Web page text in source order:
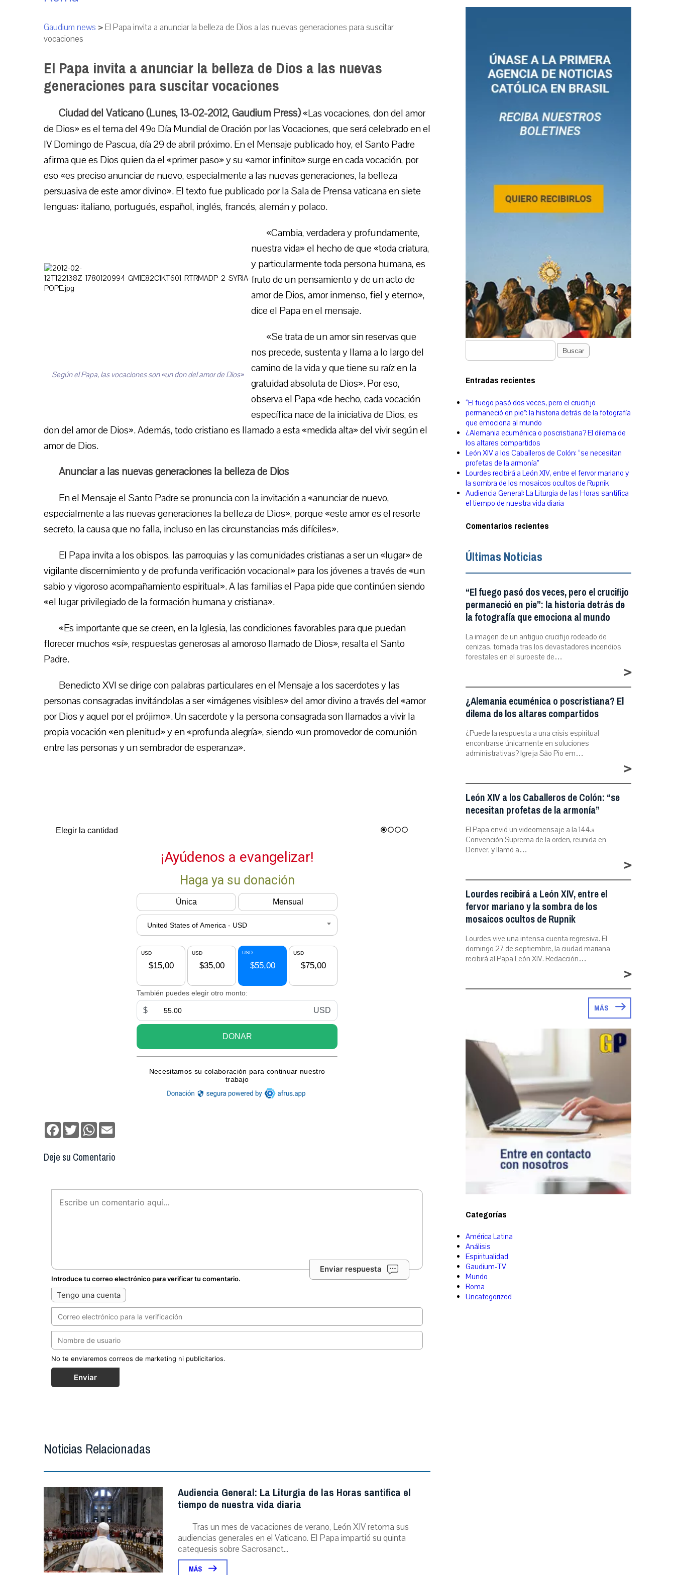
Gaudium news >El Papa invita a anunciar la belleza de Dios a las nuevas generaciones para suscitar
vocaciones
El Papa invita a anunciar la belleza de Dios a las nuevas
generaciones para suscitar vocaciones
Ciudad del Vaticano (Lunes, 13-02-2012, Gaudium Press)«Las vocaciones, don del amor
de Dios» es el tema del 49º Día Mundial de Oración por las Vocaciones, que será celebrado en el
IV Domingo de Pascua, día 29 de abril próximo. En el Mensaje publicado hoy, el Santo Padre
afirma que es Dios quien da el «primer paso» y su «amor infinito» surge en cada vocación, por
eso «es preciso anunciar de nuevo, especialmente a las nuevas generaciones, la belleza
persuasiva de este amor divino». El texto fue publicado por la Sala de Prensa vaticana en siete
lenguas: italiano, portugués, español, inglés, francés, alemán y polaco.
Según el Papa, las vocaciones son «un don del amor de Dios»
«Cambia, verdadera y profundamente,
nuestra vida» el hecho de que «toda criatura,
y particularmente toda persona humana, es
fruto de un pensamiento y de un acto de
amor de Dios, amor inmenso, fiel y eterno»,
dice el Papa en el mensaje.
«Se trata de un amor sin reservas que
nos precede, sustenta y llama a lo largo del
camino de la vida y que tiene su raíz en la
gratuidad absoluta de Dios». Por eso,
observa el Papa «de hecho, cada vocación
específica nace de la iniciativa de Dios, es
don del amor de Dios». Además, todo cristiano es llamado a esta «medida alta» del vivir según el
amor de Dios.
Anunciar a las nuevas generaciones la belleza de Dios
En el Mensaje el Santo Padre se pronuncia con la invitación a «anunciar de nuevo,
especialmente a las nuevas generaciones la belleza de Dios», porque «este amor es el resorte
secreto, la causa que no falla, incluso en las circunstancias más difíciles».
El Papa invita a los obispos, las parroquias y las comunidades cristianas a ser un «lugar» de
vigilante discernimiento y de profunda verificación vocacional» para los jóvenes a través de «un
sabio y vigoroso acompañamiento espiritual». A las familias el Papa pide que continúen siendo
«el lugar privilegiado de la formación humana y cristiana».
«Es importante que se creen, en la Iglesia, las condiciones favorables para que puedan
florecer muchos «sí», respuestas generosas al amoroso llamado de Dios», resalta el Santo
Padre.
Benedicto XVI se dirige con palabras particulares en el Mensaje a los sacerdotes y las
personas consagradas invitándolas a ser «imágenes visibles» del amor divino a través del «amor
por Dios y aquel por el prójimo». Un sacerdote y la persona consagrada son llamados a vivir la
propia vocación «en plenitud» y en «profunda alegría», siendo «un promovedor de comunión
entre las personas y un sembrador de esperanza».
Facebook
TwitterWhatsApp
Deje su Comentario
Enviar respuesta
Introduce tu correo electrónico para verificar tu comentario.
Tengo una cuenta
No te enviaremos correos de marketing ni publicitarios.
Enviar
Noticias Relacionadas
Audiencia General: La Liturgia de las Horas santifica el
tiempo de nuestra vida diaria
Tras un mes de vacaciones de verano, León XIV retoma sus
audiencias generales en el Vaticano. El Papa impartió su quinta
catequesis sobre Sacrosanct...
MÁS
Buscar
Entradas recientes
“El fuego pasó dos veces, pero el crucifijo
permaneció en pie”: la historia detrás de la fotografía
que emociona al mundo
¿Alemania ecuménica o poscristiana? El dilema de
los altares compartidos
León XIV a los Caballeros de Colón: “se necesitan
profetas de la armonía”
Lourdes recibirá a León XIV, entre el fervor mariano y
la sombra de los mosaicos ocultos de Rupnik
Audiencia General: La Liturgia de las Horas santifica
el tiempo de nuestra vida diaria
Comentarios recientes
Últimas Noticias
“El fuego pasó dos veces, pero el crucifijo
permaneció en pie”: la historia detrás de
la fotografía que emociona al mundo
La imagen de un antiguo crucifijo rodeado de
cenizas, tomada tras los devastadores incendios
forestales en el suroeste de…
>
¿Alemania ecuménica o poscristiana? El
dilema de los altares compartidos
¿Puede la respuesta a una crisis espiritual
encontrarse únicamente en soluciones
administrativas? Igreja São Pio em…
>
León XIV a los Caballeros de Colón: “se
necesitan profetas de la armonía”
El Papa envió un videomensaje a la 144.ª
Convención Suprema de la orden, reunida en
Denver, y llamó a…
>
Lourdes recibirá a León XIV, entre el
fervor mariano y la sombra de los
mosaicos ocultos de Rupnik
Lourdes vive una intensa cuenta regresiva. El
domingo 27 de septiembre, la ciudad mariana
recibirá al Papa León XIV. Redacción…
>
MÁS
Categorías
América Latina
Análisis
Espiritualidad
Gaudium-TV
Mundo
Roma
Uncategorized